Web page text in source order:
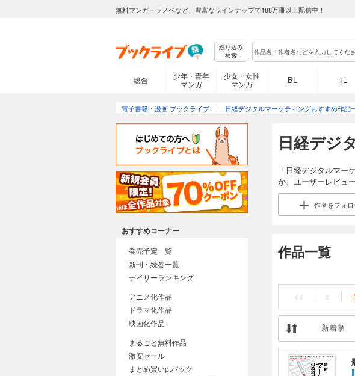
無料マンガ・ラノベなど、豊富なラインナップで188万冊以上配信中！
絞り込み
検索
総合
少年・青年
マンガ
少女・女性
マンガ
BL TL
電子書籍・漫画 ブックライブ 日経デジタルマーケティングおすすめ作品
日経デジ
「日経デジタルマー
か、ユーザーレビュ
作者をフォ
作品一覧
<< <
新着順
おすすめコーナー
発売予定一覧
新刊・続巻一覧
デイリーランキング
アニメ化作品
ドラマ化作品
映画化作品
まるごと無料作品
激安セール
まとめ買いptバック